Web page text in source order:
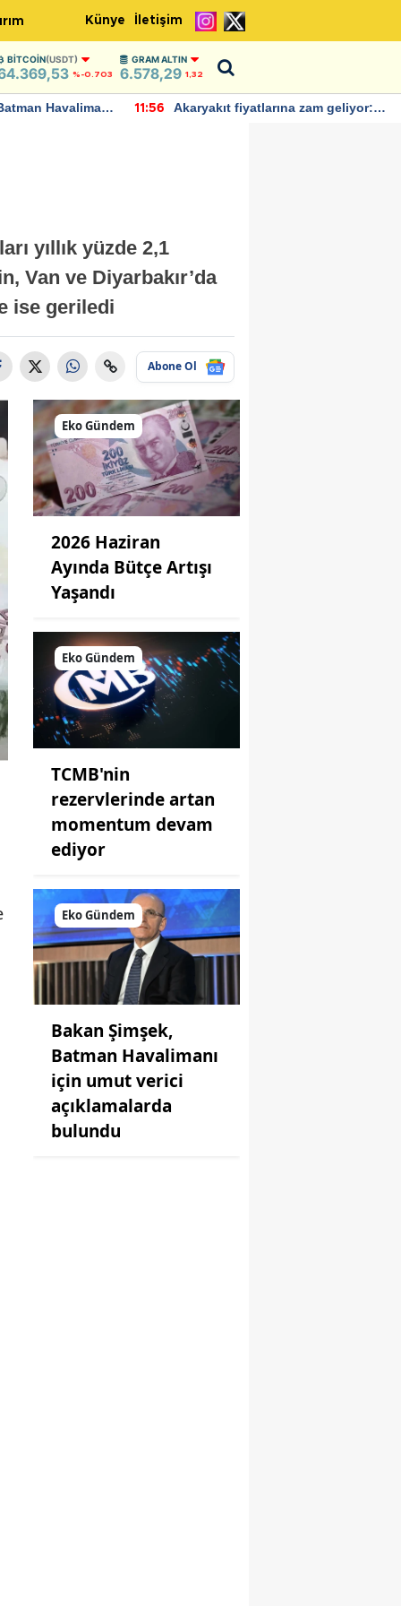
Künye İletişim
BITCOIN(USDT)
%-0.703
GRAM ALTIN
6.578,29 1,32
Havalimanı
11:56
Akaryakıt fiyatlarına zam geliyor:
yıllık yüzde 2,1
Van ve Diyarbakır’da
ise geriledi
Abone Ol
Eko Gündem
2026 Haziran
Ayında Bütçe Artışı
Yaşandı
Eko Gündem
TCMB'nin
rezervlerinde artan
momentum devam
ediyor
Eko Gündem
Bakan Şimşek,
Batman Havalimanı
için umut verici
açıklamalarda
bulundu